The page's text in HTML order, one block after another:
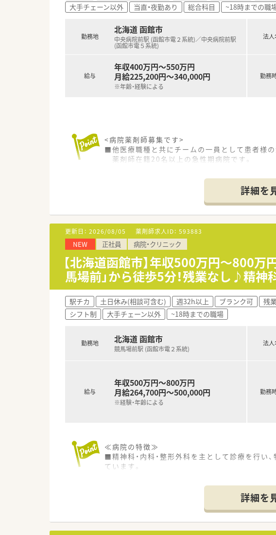
大手チェーン以外
当直・夜勤あり 総合科目 ~18時までの職
勤務地
北海道 函館市
中央病院前駅 (函館市電２系統)／中央病院前駅
(函館市電５系統)
給与
年収400万円～550万円
月給225,200円～340,000円
※年齢・経験による
法人
勤務
<病院薬剤師募集です>
■他医療職種と共にチームの一員として患者様
薬剤師在籍20名以上の急性期病院です。
■病棟業務はもちろん、抗癌剤無菌調製業務、高
■勉強会や学術大会参加もあり、切磋琢磨しな
■若年層から幅広い年齢層が活躍されています
■外来は100％院外処方となっており院内での
■オーダリングシステム、電子カルテ導入済みで
<休暇・手当が充実>
■福利厚生◎住宅手当、扶養手当、医療費減免制
■休日がたっぷり♪年間15日取得の指定休や毎
も充実できます。
<こんな病院です>
■函館市に1930年開設！創立90年を超える歴史
地域の基幹病院として急性期医療を中心に小児
■患者さまの権利を尊重し、皆さまに安心・安全
地域医療機関や行政と連携しながら、職員が安
■託児所完備＆産育休実績あり！子育て世代も安
詳細を
更新日： 2026/08/05 薬剤師求人ID： 593883
NEW 正社員 病院・クリニック
【北海道函館市】年収500万円～800
馬場前」から徒歩5分！残業なし♪精神
駅チカ 土日休み(相談可含む) 週32h以上 ブランク可 残
シフト制
大手チェーン以外 ~18時までの職場
勤務地 北海道 函館市
競馬場前駅 (函館市電２系統)
給与
年収500万円～800万円
月給264,700円～500,000円
※経験・年齢による
法人
勤務
≪病院の特徴≫
■精神科・内科・整形外科を主として診療を行い
ています。
■同法人では介護老人保健施設、グループホーム
■17時までの勤務で残業も少ない環境です。
詳細を